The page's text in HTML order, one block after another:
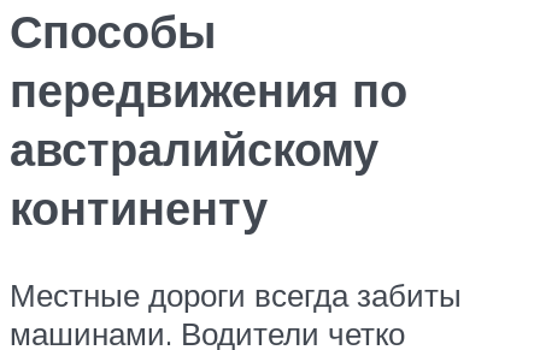
Способы
передвижения по
австралийскому
континенту
Местные дороги всегда забиты
машинами. Водители четко